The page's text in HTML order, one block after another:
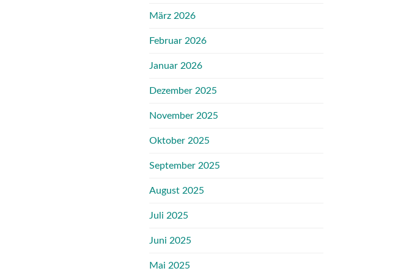
März 2026
Februar 2026
Januar 2026
Dezember 2025
November 2025
Oktober 2025
September 2025
August 2025
Juli 2025
Juni 2025
Mai 2025